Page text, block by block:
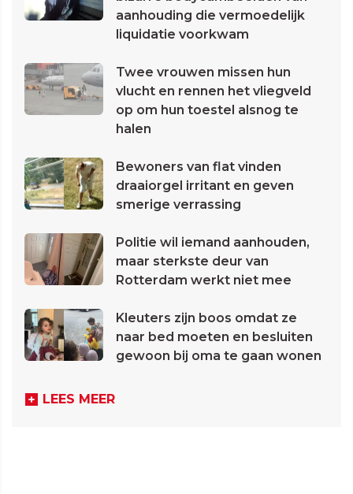
aanhouding die vermoedelijk
liquidatie voorkwam
Twee vrouwen missen hun
vlucht en rennen het vliegveld
op om hun toestel alsnog te
halen
Bewoners van flat vinden
draaiorgel irritant en geven
smerige verrassing
Politie wil iemand aanhouden,
maar sterkste deur van
Rotterdam werkt niet mee
Kleuters zijn boos omdat ze
naar bed moeten en besluiten
gewoon bij oma te gaan wonen
LEES MEER